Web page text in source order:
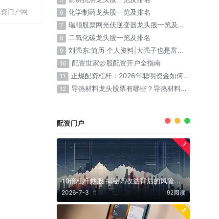
门户网 6 化学制药龙头股一览及排名
7 瑞顺股票网光伏逆变器龙头股一览及排名
8 二氧化碳龙头股一览及排名
9 刘强东:简历 个人资料|大强子也是富二代出生
10 配资世家炒股配资开户全指南
11 正规配资杠杆：2026年聪明资金如何放大收益
12 导热材料龙头股票有哪些？导热材料概念股票名单一览表
配资门户
1
10倍杠杆炒股 揭秘高收益背后的风险与机遇
2026-7-3 92阅读
2